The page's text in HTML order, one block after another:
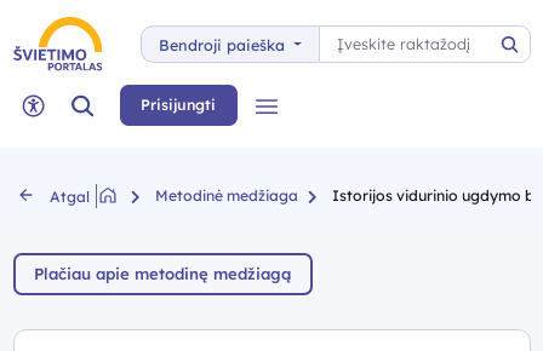
Bendroji paieška
Paieška
Neįgaliųjų rėžimas
Paieška Prisijungti
Atgal Metodinė medžiaga Istorijos vidurinio ugdymo
Plačiau apie metodinę medžiagą